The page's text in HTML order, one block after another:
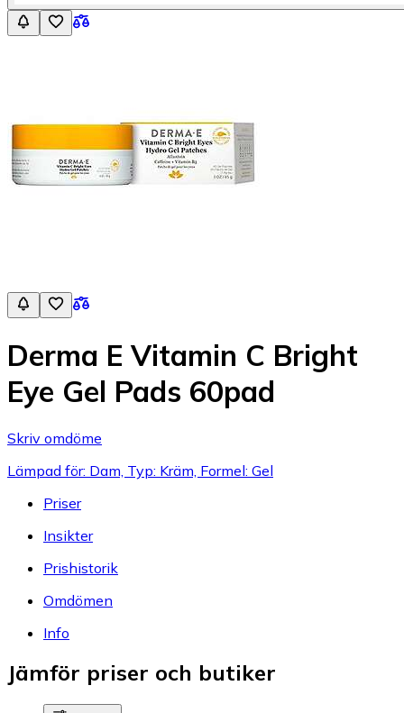
Derma E Vitamin C Bright
Eye Gel Pads 60pad
Skriv omdöme
Lämpad för: Dam, Typ: Kräm, Formel: Gel
Priser
Insikter
Prishistorik
Omdömen
Info
Jämför priser och butiker